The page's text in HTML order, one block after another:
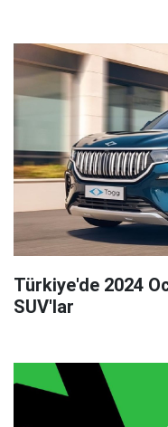
Türkiye'de 2024
SUV'lar